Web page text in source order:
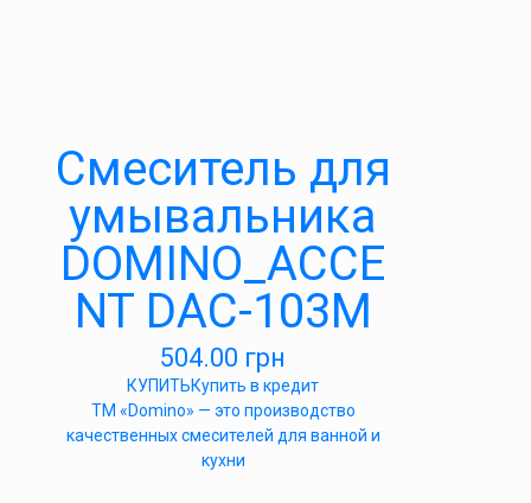
Cмеситель для
умывальника
DOMINO_ACCE
NT DAC-103M
504.00 грн
КУПИТЬКупить в кредит
ТМ «Domino» — это производство
качественных смесителей для ванной и
кухни